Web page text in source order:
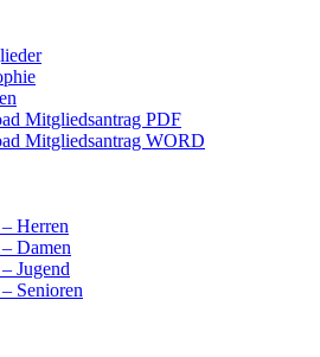
Mitgliedsantrag PDF
Mitgliedsantrag WORD
Herren
Damen
Jugend
Senioren